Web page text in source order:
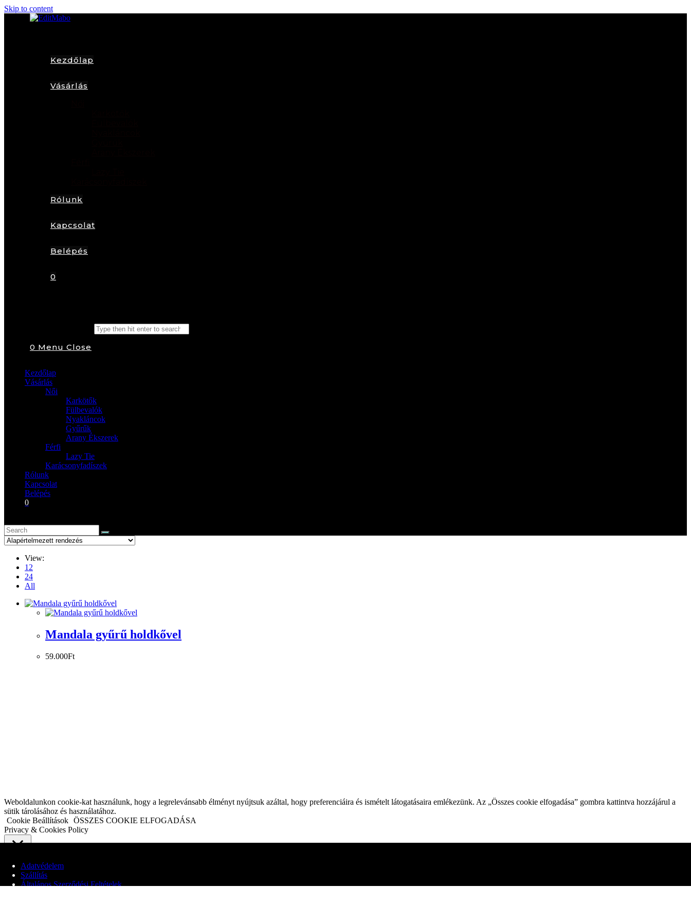
Skip to content
Kezdőlap
Vásárlás
Rólunk
Kapcsolat
Belépés
0
0 Menu Close
Kezdőlap
Vásárlás
Női
Karkötők
Fülbevalók
Nyakláncok
Gyűrűk
Arany Ékszerek
Férfi
Lazy Tie
Karácsonyfadíszek
Rólunk
Kapcsolat
Belépés
0
View:
12
24
All
Mandala gyűrű holdkővel
59.000Ft
Adatvédelem
Szállítás
Általános Szerződési Feltételek
Weboldalunkon cookie-kat használunk, hogy a legrelevánsabb élményt nyújtsuk azáltal, hogy preferenciáira és ismételt látogatásaira emlékezünk. Az „Összes cookie elfogadása” gombra kattintva hozzájárul a
sütik tárolásához és használatához.
Cookie Beállítások ÖSSZES COOKIE ELFOGADÁSA
Privacy & Cookies Policy
Adatvédelmi áttekintés